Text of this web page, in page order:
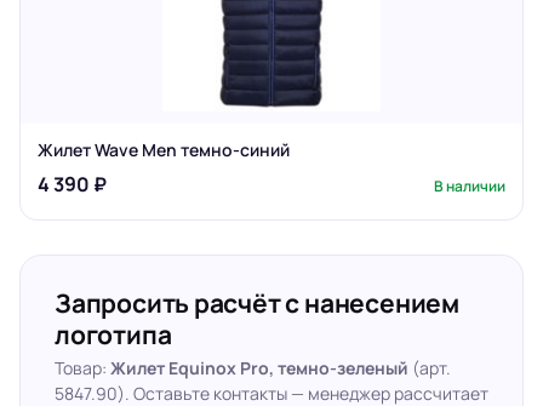
Жилет Wave Men темно-синий
4 390 ₽ В наличии
Запросить расчёт с нанесением
логотипа
Товар: Жилет Equinox Pro, темно-зеленый (арт.
5847.90). Оставьте контакты — менеджер рассчитает